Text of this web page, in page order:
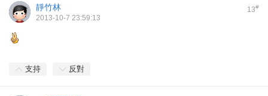
13#
靜竹林
2013-10-7 23:59:13
支持 反對